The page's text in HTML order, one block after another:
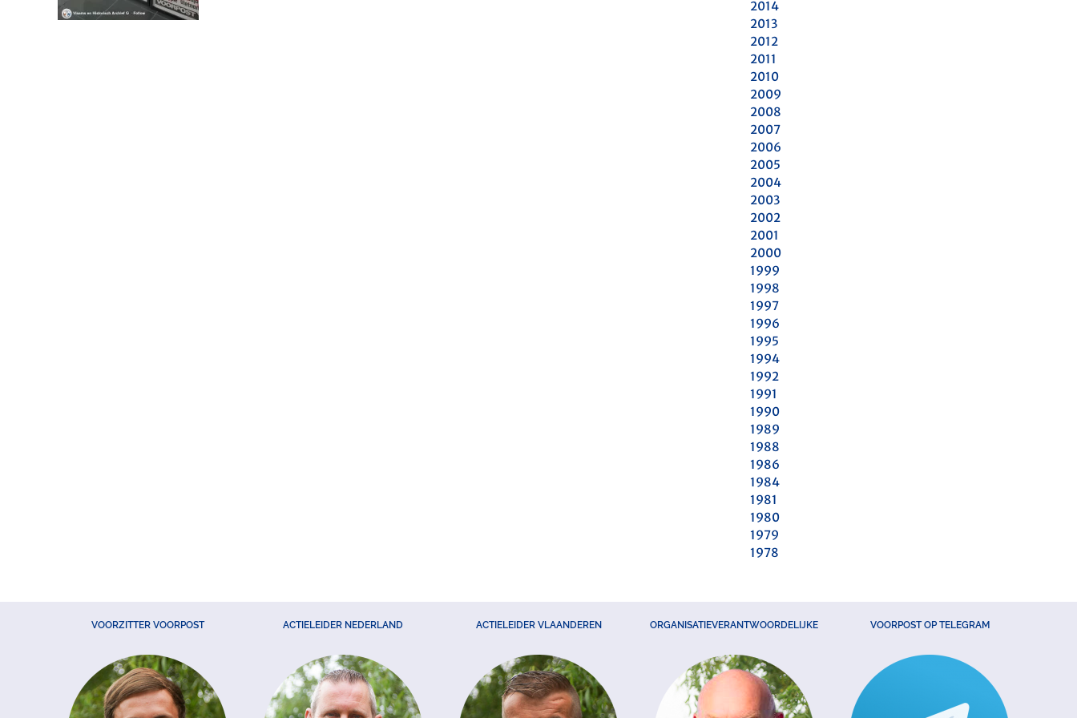
2014
2013
2012
2011
2010
2009
2008
2007
2006
2005
2004
2003
2002
2001
2000
1999
1998
1997
1996
1995
1994
1992
1991
1990
1989
1988
1986
1984
1981
1980
1979
1978
VOORZITTER VOORPOST ACTIELEIDER NEDERLAND ACTIELEIDER VLAANDEREN ORGANISATIEVERANTWOORDELIJKE VOORPOST OP TELEGRAM